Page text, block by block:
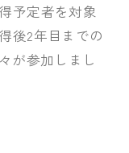
予定者を対象
後2年目までの
が参加しまし